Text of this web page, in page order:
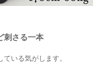
刺さる一本
いる気がします。